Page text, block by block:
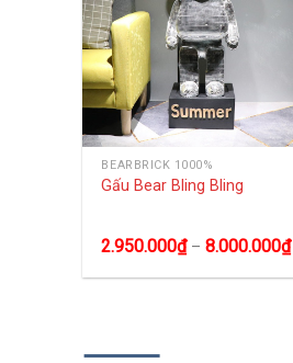
BEARBRICK 1000%
Gấu Bear Bling Bling
2.950.000₫–8.000.000₫